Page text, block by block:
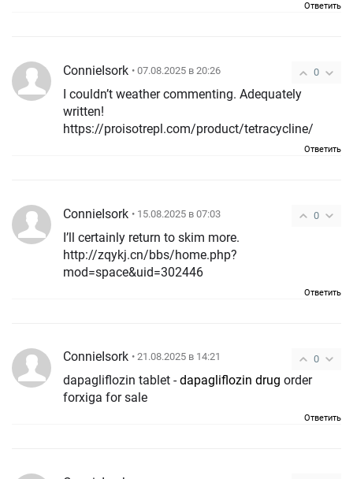
Ответить
0
ConnieIsork • 07.08.2025 в 20:26
I couldn’t weather commenting. Adequately
written!
https://proisotrepl.com/product/tetracycline/
Ответить
0
ConnieIsork • 15.08.2025 в 07:03
I’ll certainly return to skim more.
http://zqykj.cn/bbs/home.php?
mod=space&uid=302446
Ответить
0
ConnieIsork • 21.08.2025 в 14:21
dapagliflozin tablet -dapagliflozin drug order
forxiga for sale
Ответить